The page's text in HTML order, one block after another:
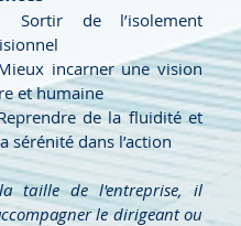
de l’isolement
incarner une vision
et humaine
de la fluidité et
sérénité dans l’action
taille de l'entreprise, il
le dirigeant ou